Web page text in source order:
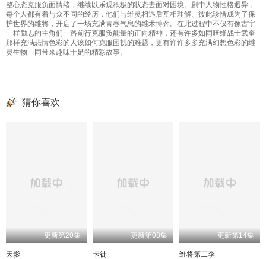
整心态克服负面情绪，继续以乐观积极的状态去面对困境。剧中人物性格迥异，
每个人都有着与众不同的经历，他们与维灵相遇后互相理解、彼此珍惜成为了保
护世界的维将，开启了一场充满青春气息的维术博弈。在此过程中不仅有像古宇
一样励志的主角们一路前行克服负能量的正向精神，还有许多如同暗维战士武奎
那样充满悲情色彩的人该如何克服困扰的难题，更有许许多多充满幻想色彩的维
灵生物一同带来趣味十足的精彩故事。
猜你喜欢
更新第20集
天影
更新第08集
卡徒
更新第14集
维将第二季